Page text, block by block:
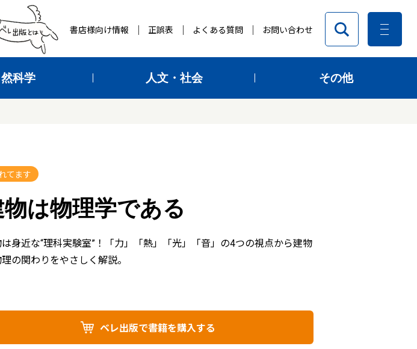
書店様向け情報 正誤表 よくある質問 お問い合わせ
科学 人文・社会 その他
てます
物は物理学である
身近な“理科実験室”！「力」「熱」「光」「音」の4つの視点から建物
理の関わりをやさしく解説。
ベレ出版で書籍を購入する